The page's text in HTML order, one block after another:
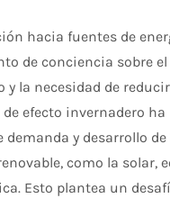
hacia fuentes de
de conciencia sobre
y la necesidad de
de efecto invernadero
demanda y desarrollo
como la solar,
Esto plantea un